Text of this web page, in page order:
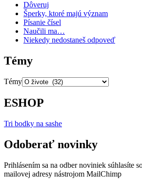
Dôveruj
Šperky, ktoré majú význam
Písanie čísel
Naučili ma…
Niekedy nedostaneš odpoveď
Témy
Témy
ESHOP
Tri bodky na sashe
Odoberať novinky
Prihlásením sa na odber noviniek súhlasíte
mailovej adresy nástrojom MailChimp